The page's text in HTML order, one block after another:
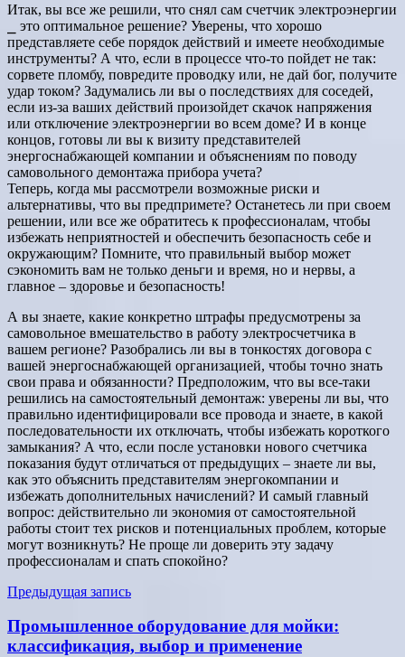
Итак, вы все же решили, что снял сам счетчик электроэнергии
⎯ это оптимальное решение? Уверены, что хорошо
представляете себе порядок действий и имеете необходимые
инструменты? А что, если в процессе что-то пойдет не так:
сорвете пломбу, повредите проводку или, не дай бог, получите
удар током? Задумались ли вы о последствиях для соседей,
если из-за ваших действий произойдет скачок напряжения
или отключение электроэнергии во всем доме? И в конце
концов, готовы ли вы к визиту представителей
энергоснабжающей компании и объяснениям по поводу
самовольного демонтажа прибора учета?
Теперь, когда мы рассмотрели возможные риски и
альтернативы, что вы предпримете? Останетесь ли при своем
решении, или все же обратитесь к профессионалам, чтобы
избежать неприятностей и обеспечить безопасность себе и
окружающим? Помните, что правильный выбор может
сэкономить вам не только деньги и время, но и нервы, а
главное – здоровье и безопасность!
А вы знаете, какие конкретно штрафы предусмотрены за
самовольное вмешательство в работу электросчетчика в
вашем регионе? Разобрались ли вы в тонкостях договора с
вашей энергоснабжающей организацией, чтобы точно знать
свои права и обязанности? Предположим, что вы все-таки
решились на самостоятельный демонтаж: уверены ли вы, что
правильно идентифицировали все провода и знаете, в какой
последовательности их отключать, чтобы избежать короткого
замыкания? А что, если после установки нового счетчика
показания будут отличаться от предыдущих – знаете ли вы,
как это объяснить представителям энергокомпании и
избежать дополнительных начислений? И самый главный
вопрос: действительно ли экономия от самостоятельной
работы стоит тех рисков и потенциальных проблем, которые
могут возникнуть? Не проще ли доверить эту задачу
профессионалам и спать спокойно?
Навигация
по
записям
Предыдущая запись
Промышленное оборудование для мойки:
классификация, выбор и применение